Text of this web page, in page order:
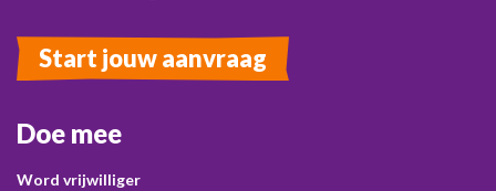
Start jouw aanvraag
Doe mee
Word vrijwilliger